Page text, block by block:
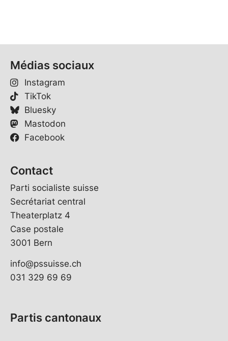
Médias sociaux
Instagram
TikTok
Bluesky
Mastodon
Facebook
Contact
Parti socialiste suisse
Secrétariat central
Theaterplatz 4
Case postale
3001 Bern
info@pssuisse.ch
031 329 69 69
Partis cantonaux